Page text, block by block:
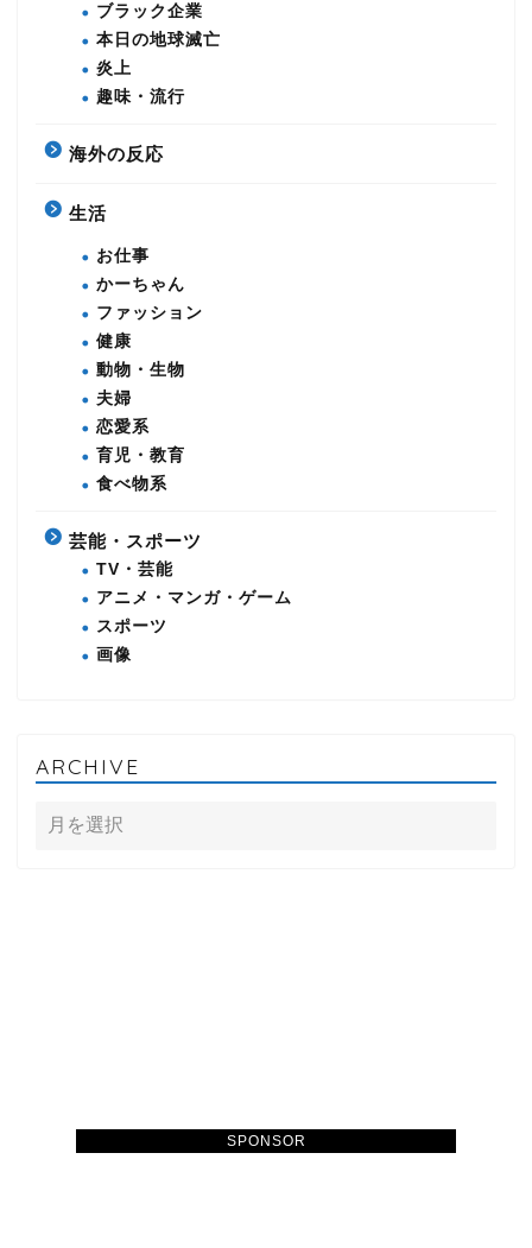
SPONSOR
ブラック企業
本日の地球滅亡
炎上
趣味・流行
海外の反応
生活
お仕事
かーちゃん
ファッション
健康
動物・生物
夫婦
恋愛系
育児・教育
食べ物系
芸能・スポーツ
TV・芸能
アニメ・マンガ・ゲーム
スポーツ
画像
ARCHIVE